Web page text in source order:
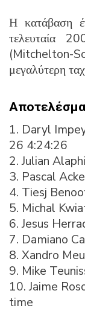
Η κατάβαση
τελευταία
(Mitchelton-
μεγαλύτερη
1. Daryl
26 4:24:26
2. Julian
3. Pascal
4. Tiesj
5. Michal
6. Jesus
7. Damiano
8. Xandro
9. Mike
10. Jaime
time